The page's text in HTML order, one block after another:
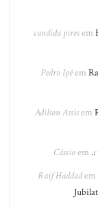
candida piresem
Pedro Ipêem
Adilson Assisem
Cássioem
Raif Haddadem